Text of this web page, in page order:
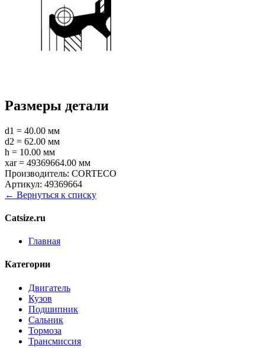
Размеры детали
d1 = 40.00 мм
d2 = 62.00 мм
h = 10.00 мм
xar = 49369664.00 мм
Производитель: CORTECO
Артикул: 49369664
← Вернуться к списку
Catsize.ru
Главная
Категории
Двигатель
Кузов
Подшипник
Сальник
Тормоза
Трансмиссия